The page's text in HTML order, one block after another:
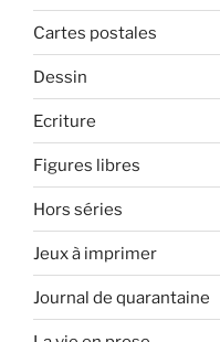
Cartes postales
Dessin
Ecriture
Figures libres
Hors séries
Jeux à imprimer
Journal de quarantaine